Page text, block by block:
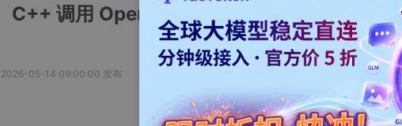
C++ 调用 OpenAI API：手把手搭建 AI 应用
2026-05-14 09:00:00 发布